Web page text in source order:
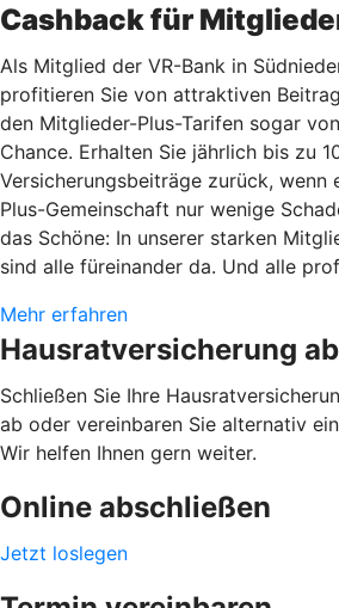
Cashback für
Als Mitglied der VR-Bank in
profitieren Sie von attraktiven
den Mitglieder-Plus-Tarifen sogar
Chance. Erhalten Sie jährlich bis zu
Versicherungsbeiträge zurück, wenn
Plus-Gemeinschaft nur wenige
das Schöne: In unserer starken
sind alle füreinander da. Und alle
Mehr erfahren
Hausratversicherung
Schließen Sie Ihre
ab oder vereinbaren Sie alternativ
Wir helfen Ihnen gern weiter.
Online abschließen
Jetzt loslegen